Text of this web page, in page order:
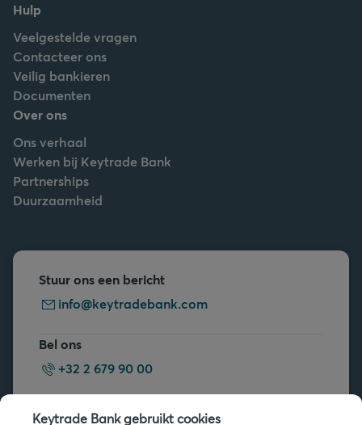
Hulp
Veelgestelde vragen
Contacteer ons
Veilig bankieren
Documenten
Over ons
Ons verhaal
Werken bij Keytrade Bank
Partnerships
Duurzaamheid
Stuur ons een bericht
info@keytradebank.com
Bel ons
+32 2 679 90 00
Keytrade Bank gebruikt cookies